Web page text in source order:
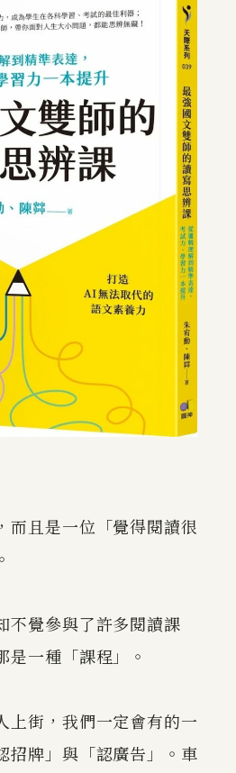
而且是一位「覺得閱讀很
不覺參與了許多閱讀課
是一種「課程」。
上街，我們一定會有的一
招牌」與「認廣告」。車